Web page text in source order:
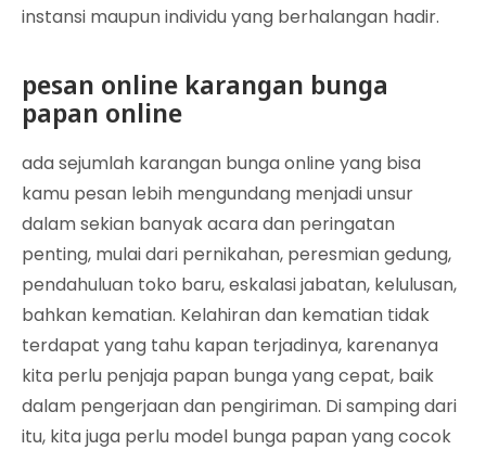
instansi maupun individu yang berhalangan hadir.
pesan online karangan bunga
papan online
ada sejumlah karangan bunga online yang bisa
kamu pesan lebih mengundang menjadi unsur
dalam sekian banyak acara dan peringatan
penting, mulai dari pernikahan, peresmian gedung,
pendahuluan toko baru, eskalasi jabatan, kelulusan,
bahkan kematian. Kelahiran dan kematian tidak
terdapat yang tahu kapan terjadinya, karenanya
kita perlu penjaja papan bunga yang cepat, baik
dalam pengerjaan dan pengiriman. Di samping dari
itu, kita juga perlu model bunga papan yang cocok